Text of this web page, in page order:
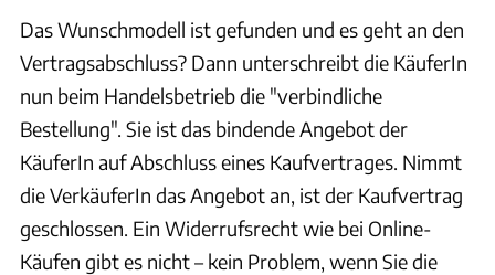
Das Wunschmodell ist gefunden und es geht an den
Vertragsabschluss? Dann unterschreibt die KäuferIn
nun beim Handelsbetrieb die "verbindliche
Bestellung". Sie ist das bindende Angebot der
KäuferIn auf Abschluss eines Kaufvertrages. Nimmt
die VerkäuferIn das Angebot an, ist der Kaufvertrag
geschlossen. Ein Widerrufsrecht wie bei Online-
Käufen gibt es nicht – kein Problem, wenn Sie die